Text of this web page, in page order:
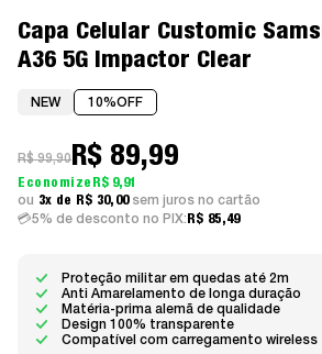
Capa Celular Customic
A36 5G Impactor Clear
NEW 10%OFF
5% de desconto no PIX: R$ 85,49
R$ 99,90R$ 89,99
R$ 9,91
3x
R$ 30,00 sem juros
Proteção militar em quedas até 2m
Anti Amarelamento de longa duração
Matéria-prima alemã de qualidade
Design 100% transparente
Compatível com carregamento wireless